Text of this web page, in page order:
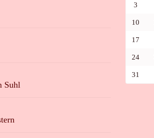
Suhl
3
10
17
24
31